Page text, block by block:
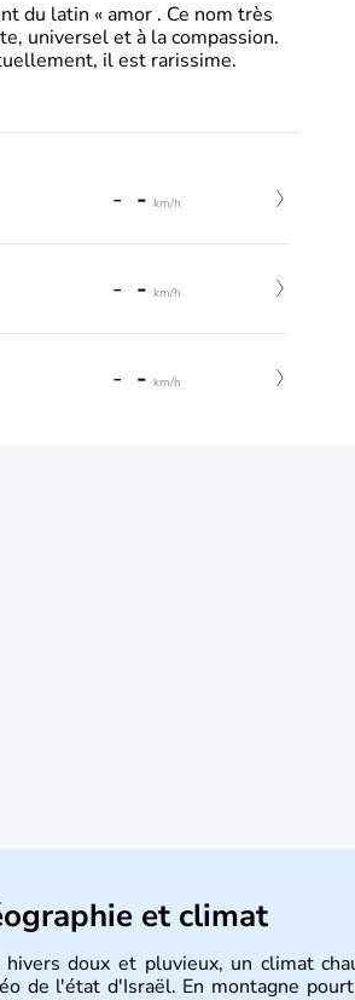
du latin « amor . Ce nom très
universel et à la compassion.
il est rarissime.
- - km/h
- - km/h
- - km/h
et climat
hivers doux et pluvieux, un climat
de l'état d'Israël. En montagne